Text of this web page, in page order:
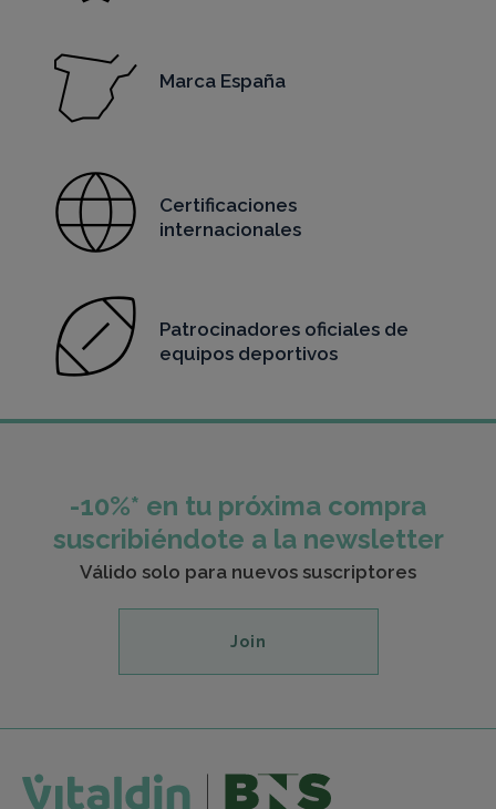
Marca España
Certificaciones
internacionales
Patrocinadores oficiales de
equipos deportivos
-10%* en tu próxima compra
suscribiéndote a la newsletter
Válido solo para nuevos suscriptores
Join